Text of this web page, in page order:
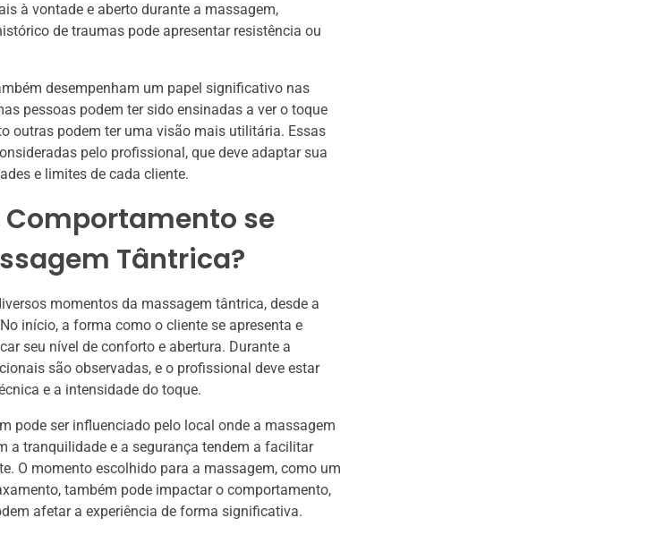
à vontade e aberto durante a massagem,
de traumas pode apresentar resistência ou
desempenham um papel significativo nas
pessoas podem ter sido ensinadas a ver o toque
outras podem ter uma visão mais utilitária. Essas
pelo profissional, que deve adaptar sua
e limites de cada cliente.
Comportamento se
Tântrica?
momentos da massagem tântrica, desde a
início, a forma como o cliente se apresenta e
seu nível de conforto e abertura. Durante a
são observadas, e o profissional deve estar
e a intensidade do toque.
pode ser influenciado pelo local onde a massagem
a tranquilidade e a segurança tendem a facilitar
O momento escolhido para a massagem, como um
também pode impactar o comportamento,
afetar a experiência de forma significativa.